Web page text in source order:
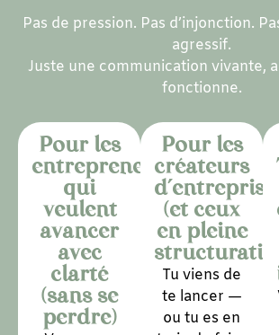
Pas de pression. Pas d’injonction.
agressif.
Juste une communication vivante,
fonctionne.
Pour les
entrepreneur·es
qui
veulent
avancer
avec
clarté
(sans se
perdre)
Pour les
créateurs
d’entreprise
(et ceux
en pleine
Tu viens de
te lancer —
ou tu es en